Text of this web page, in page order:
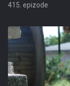
415. epizode